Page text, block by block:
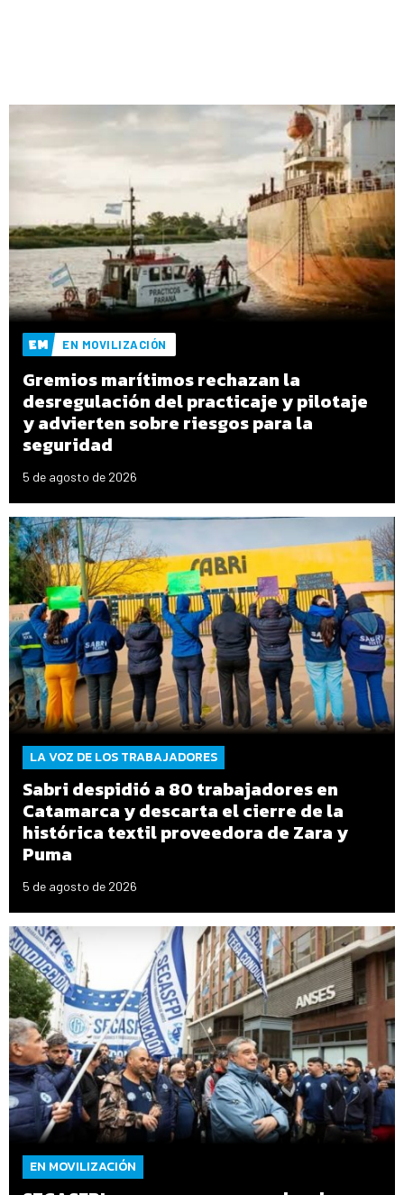
EN MOVILIZACIÓN
Gremios marítimos rechazan la
desregulación del practicaje y pilotaje
y advierten sobre riesgos para la
seguridad
5 de agosto de 2026
LA VOZ DE LOS TRABAJADORES
Sabri despidió a 80 trabajadores en
Catamarca y descarta el cierre de la
histórica textil proveedora de Zara y
Puma
5 de agosto de 2026
EN MOVILIZACIÓN